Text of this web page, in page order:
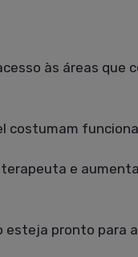
às áreas que
costumam
e
esteja pronto para